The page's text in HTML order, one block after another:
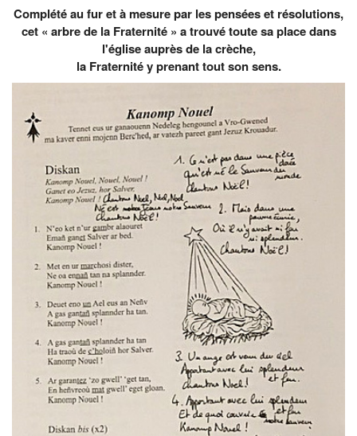
Complété au fur et à mesure par les pensées et résolutions,
cet « arbre de la Fraternité » a trouvé toute sa place dans
l'église auprès de la crèche,
la Fraternité y prenant tout son sens.